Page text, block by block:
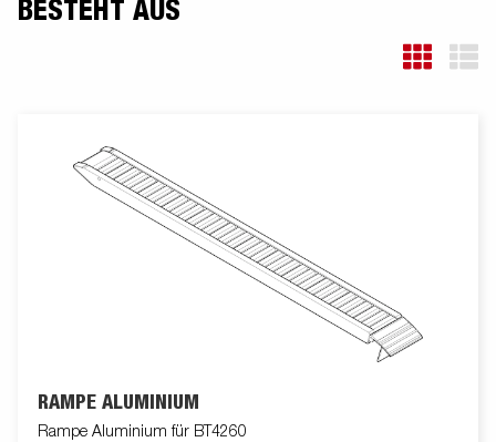
BESTEHT AUS
RAMPE ALUMINIUM
Rampe Aluminium für BT4260